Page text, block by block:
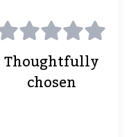
Thoughtfully
chosen